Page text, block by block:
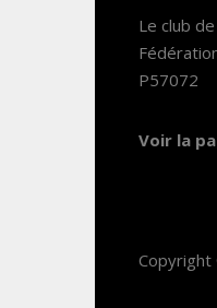
Le club
P57072
Voir la